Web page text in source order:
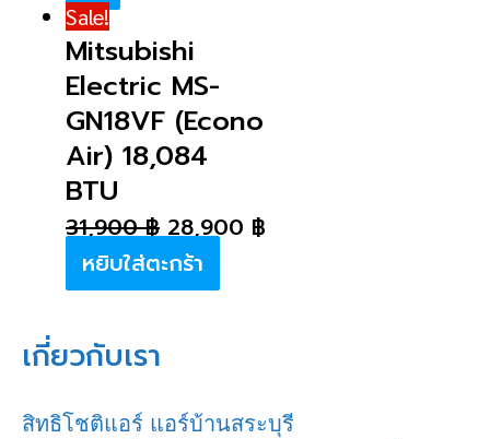
Sale!
Mitsubishi
Electric MS-
GN18VF (Econo
Air) 18,084
BTU
31,900฿ 28,900 ฿
หยิบใส่ตะกร้า
เกี่ยวกับเรา
สิทธิโชติแอร์ แอร์บ้านสระบุรี